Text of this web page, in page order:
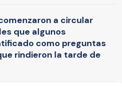
a circular
que algunos
como preguntas
rindieron la tarde de